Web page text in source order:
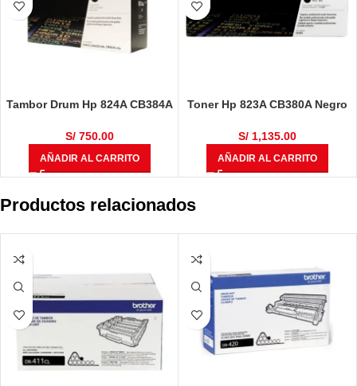
Tambor Drum Hp 824A CB384A
CP6015n, CP6015xh, CM6030,
CM6030f, CM6040, CM6040f
Negro 23,000 Páginas
S/750.00
AÑADIR AL CARRITO
Toner Hp 823A CB380A Negro
S/1,135.00
AÑADIR AL CARRITO
Productos relacionados